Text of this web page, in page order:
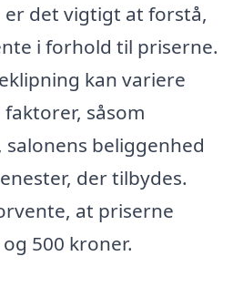
det vigtigt at forstå,
i forhold til priserne.
kan variere
såsom
beliggenhed
der tilbydes.
at priserne
500 kroner.